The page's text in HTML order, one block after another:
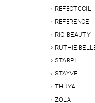
REFECTOCIL
REFERENCE
RIO BEAUTY
RUTHIE
STARPIL
STAYVE
THUYA
ZOLA